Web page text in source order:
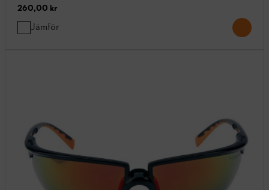
260,00 kr
Jämför